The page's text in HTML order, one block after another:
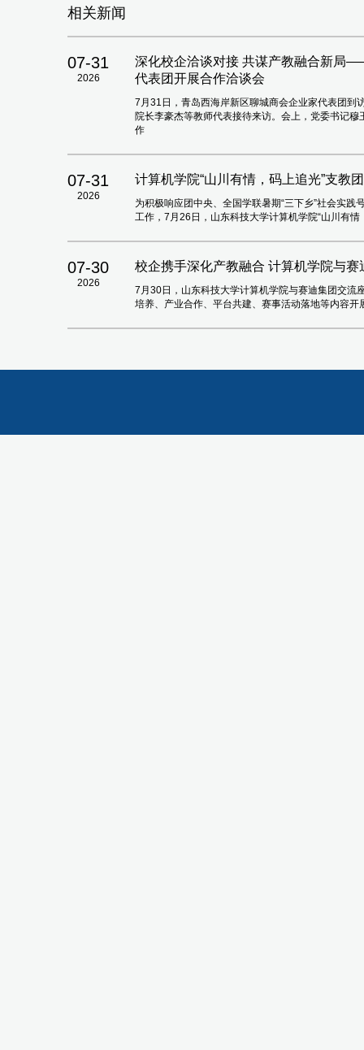
相关新闻
07-31
2026
深化校企洽谈对接 共谋产教融合新局
代表团开展合作洽谈会
7月31日，青岛西海岸新区聊城商会企业家代表团到
院长李豪杰等教师代表接待来访。会上，党委书记
作
07-31
2026
计算机学院“山川有情，码上追光”支教
为积极响应团中央、全国学联暑期“三下乡”社会实
工作，7月26日，山东科技大学计算机学院“山川有
07-30
2026
校企携手深化产教融合 计算机学院与
7月30日，山东科技大学计算机学院与赛迪集团交流
培养、产业合作、平台共建、赛事活动落地等内容